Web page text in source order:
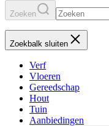
Zoeken
Zoekbalk sluiten
Verf
Vloeren
Gereedschap
Hout
Tuin
Aanbiedingen